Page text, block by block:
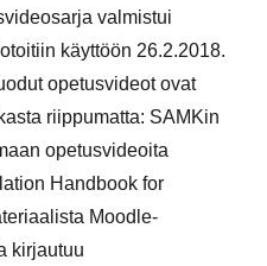
valmistui
käyttöön 26.2.2018.
opetusvideot ovat
riippumatta: SAMKin
opetusvideoita
Handbook for
Moodle-
kirjautuu